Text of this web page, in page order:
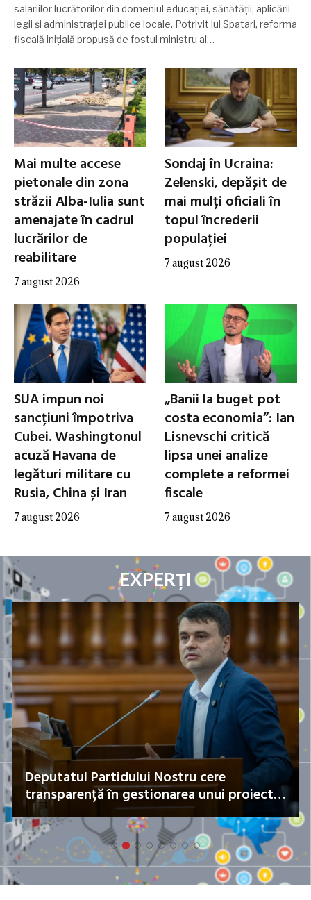
salariilor lucrătorilor din domeniul educației, sănătății, aplicării
legii și administrației publice locale. Potrivit lui Spatari, reforma
fiscală inițială propusă de fostul ministru al…
Mai multe accese
pietonale din zona
străzii Alba-Iulia sunt
amenajate în cadrul
lucrărilor de
reabilitare
7 august 2026
Sondaj în Ucraina:
Zelenski, depășit de
mai mulți oficiali în
topul încrederii
populației
7 august 2026
SUA impun noi
sancțiuni împotriva
Cubei. Washingtonul
acuză Havana de
legături militare cu
Rusia, China și Iran
7 august 2026
„Banii la buget pot
costa economia”: Ian
Lisnevschi critică
lipsa unei analize
complete a reformei
fiscale
7 august 2026
EXPERȚI
Deputatul Partidului Nostru cere
transparență în gestionarea unui proiect
rutier de 143 de milioane de lei